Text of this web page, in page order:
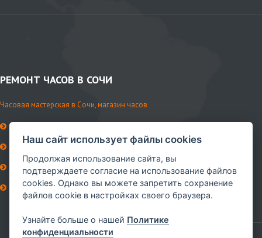
РЕМОНТ ЧАСОВ В СОЧИ
Часовая мастерская в Сочи, магазин часов
Контакты
Ремни и аксессуары
Сервисное обслуживание
Наш сайт использует файлы cookies
Продолжая использование сайта, вы
подтверждаете согласие на использование файлов
cookies. Однако вы можете запретить сохранение
файлов cookie в настройках своего браузера.
Узнайте больше о нашей Политике
конфиденциальности